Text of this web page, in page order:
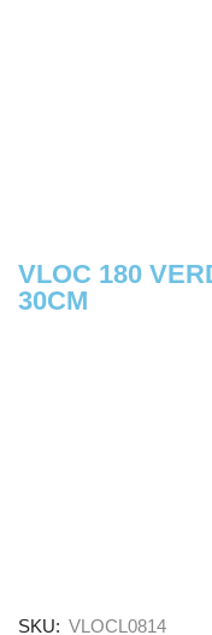
VLOC 180
30CM
SKU: VLOCL0814